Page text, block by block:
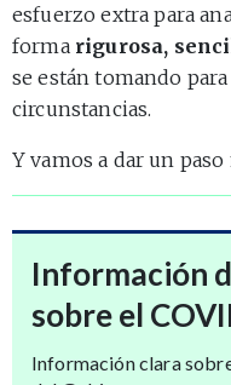
esfuerzo extra para
forma rigurosa,
se están tomando
circunstancias.
Y vamos a dar un paso
Información
sobre el
Información clara